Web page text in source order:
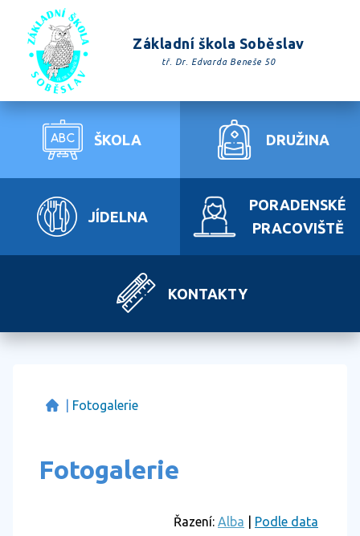
Základní škola Soběslav
tř. Dr. Edvarda Beneše 50
ŠKOLA DRUŽINA
JÍDELNA
PORADENSKÉ
PRACOVIŠTĚ
KONTAKTY
Fotogalerie
Fotogalerie
Řazení: Alba Podle data